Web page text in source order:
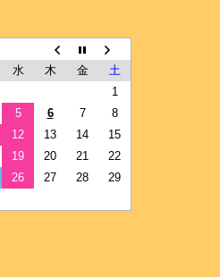
水 木 金
土
1
5 6 7
8
12 13 14
15
19 20 21
22
26 27 28
29